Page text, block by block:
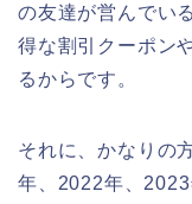
の友達が営んでい
得な割引クーポン
るからです。
それに、かなりの
年、2022年、